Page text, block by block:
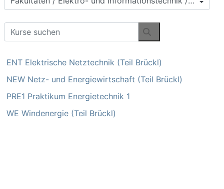
Kursbereiche
Kurse suchen
Kurse suchen
ENT Elektrische Netztechnik (Teil Brückl)
NEW Netz- und Energiewirtschaft (Teil Brückl)
PRE1 Praktikum Energietechnik 1
WE Windenergie (Teil Brückl)